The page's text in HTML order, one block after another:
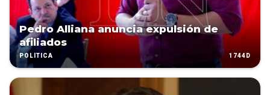
Pedro Alliana anuncia expulsión de
afiliados
POLÍTICA 1744D